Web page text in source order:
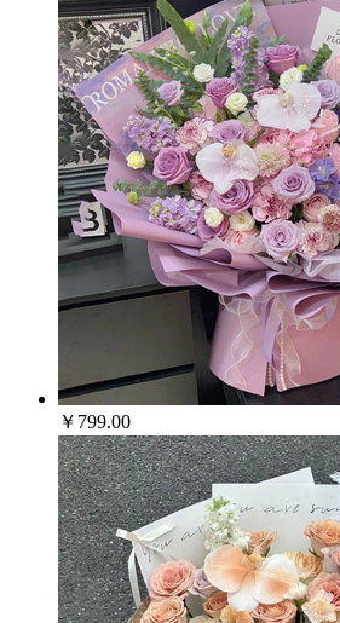
￥799.00